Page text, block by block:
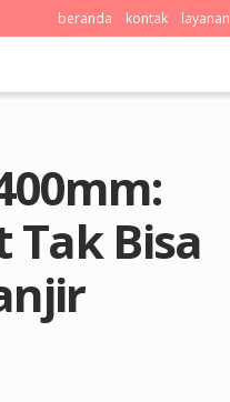
beranda kontak layanan
Tak Bisa